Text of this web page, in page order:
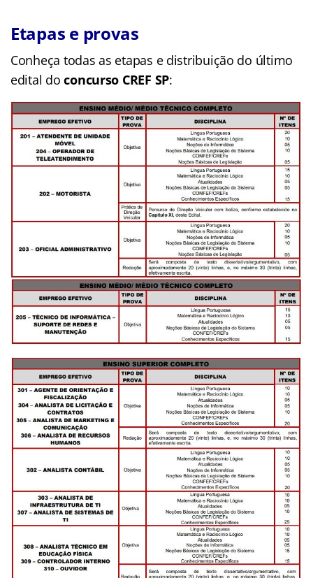
Etapas e provas
Conheça todas as etapas e distribuição do último
edital doconcurso CREF SP: